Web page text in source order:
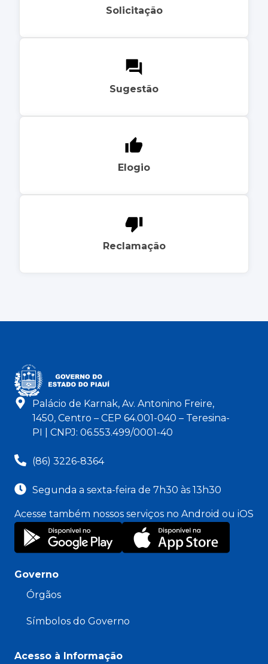
Solicitação
Sugestão
Elogio
Reclamação
Palácio de Karnak, Av. Antonino Freire,
1450, Centro – CEP 64.001-040 – Teresina-
PI | CNPJ: 06.553.499/0001-40
(86) 3226-8364
Segunda a sexta-feira de 7h30 às 13h30
Acesse também nossos serviços no Android ou iOS
Governo
Órgãos
Símbolos do Governo
Acesso à Informação